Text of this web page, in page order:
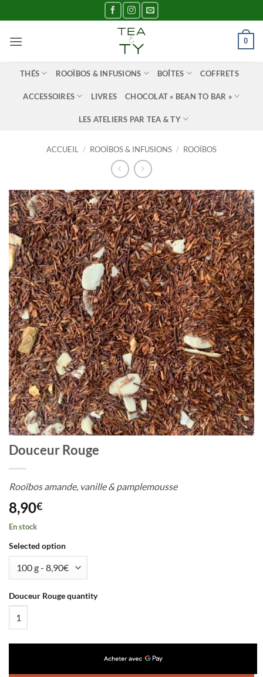
au
contenu
0
THÉS ROOÏBOS & INFUSIONS BOÎTES COFFRETS
ACCESSOIRES LIVRES CHOCOLAT « BEAN TO BAR »
LES ATELIERS PAR TEA & TY
ACCUEIL / ROOÏBOS & INFUSIONS / ROOÏBOS
Douceur Rouge
Rooïbos amande, vanille & pamplemousse
8,90€
En stock
Selected option
Douceur Rouge quantity